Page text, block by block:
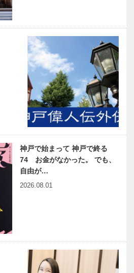
神戸で始まって 神戸で終る
74 お金がなかった。 でも、
自由が…
2026.08.01